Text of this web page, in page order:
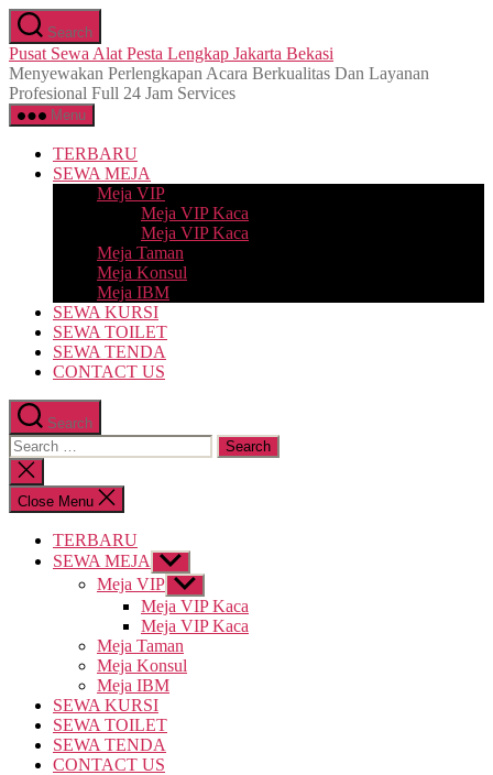
Skip
to
the
content
Search
Pusat Sewa Alat Pesta Lengkap Jakarta Bekasi
Menyewakan Perlengkapan Acara Berkualitas Dan Layanan
Profesional Full 24 Jam Services
Menu
TERBARU
SEWA MEJA
Meja VIP
Meja VIP Kaca
Meja VIP Kaca
Meja Taman
Meja Konsul
Meja IBM
SEWA KURSI
SEWA TOILET
SEWA TENDA
CONTACT US
Search
Search
for:
Close
search
Close Menu
TERBARU
SEWA MEJA
Show
sub
menu
Meja VIP Show
sub
menu
Meja VIP Kaca
Meja VIP Kaca
Meja Taman
Meja Konsul
Meja IBM
SEWA KURSI
SEWA TOILET
SEWA TENDA
CONTACT US